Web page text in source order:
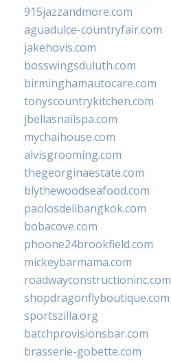
915jazzandmore.com
aguadulce-countryfair.com
jakehovis.com
bosswingsduluth.com
birminghamautocare.com
tonyscountrykitchen.com
jbellasnailspa.com
mychaihouse.com
alvisgrooming.com
thegeorginaestate.com
blythewoodseafood.com
paolosdelibangkok.com
bobacove.com
phoone24brookfield.com
mickeybarmama.com
roadwayconstructioninc.com
shopdragonflyboutique.com
sportszilla.org
batchprovisionsbar.com
brasserie-gobette.com